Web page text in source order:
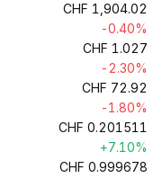
CHF 1,904.02
-0.40%
CHF 1.027
-2.30%
CHF 72.92
-1.80%
CHF 0.201511
+7.10%
CHF 0.999678